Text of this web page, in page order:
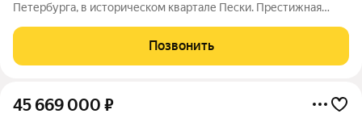
Петербурга, в историческом квартале Пески. Престижная
"Гильдия" создана продуманная внутренняя инфраструктура
для полноценного отдыха и работы.
Позвонить
45 669 000 ₽